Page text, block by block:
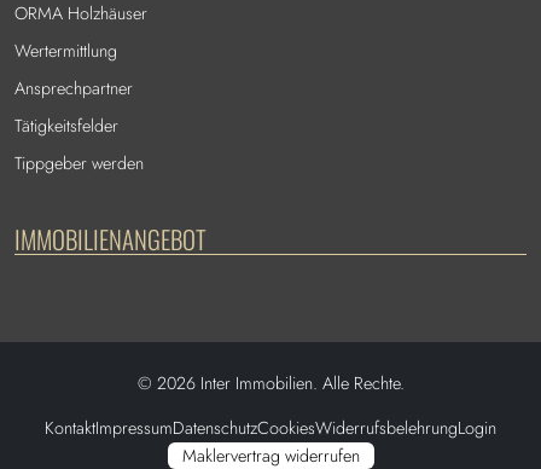
ORMA Holzhäuser
Wertermittlung
Ansprechpartner
Tätigkeitsfelder
Tippgeber werden
IMMOBILIENANGEBOT
© 2026Inter Immobilien. Alle Rechte.
KontaktImpressumDatenschutzCookiesWiderrufsbelehrungLogin
Maklervertrag widerrufen